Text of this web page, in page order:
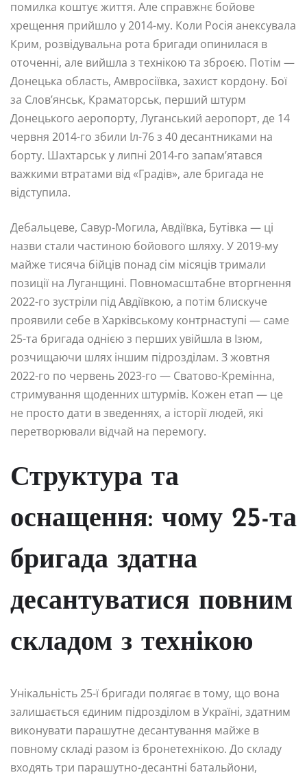
помилка коштує життя. Але справжнє бойове
хрещення прийшло у 2014-му. Коли Росія анексувала
Крим, розвідувальна рота бригади опинилася в
оточенні, але вийшла з технікою та зброєю. Потім —
Донецька область, Амвросіївка, захист кордону. Бої
за Слов’янськ, Краматорськ, перший штурм
Донецького аеропорту, Луганський аеропорт, де 14
червня 2014-го збили Іл-76 з 40 десантниками на
борту. Шахтарськ у липні 2014-го запам’ятався
важкими втратами від «Градів», але бригада не
відступила.
Дебальцеве, Савур-Могила, Авдіївка, Бутівка — ці
назви стали частиною бойового шляху. У 2019-му
майже тисяча бійців понад сім місяців тримали
позиції на Луганщині. Повномасштабне вторгнення
2022-го зустріли під Авдіївкою, а потім блискуче
проявили себе в Харківському контрнаступі — саме
25-та бригада однією з перших увійшла в Ізюм,
розчищаючи шлях іншим підрозділам. З жовтня
2022-го по червень 2023-го — Сватово-Кремінна,
стримування щоденних штурмів. Кожен етап — це
не просто дати в зведеннях, а історії людей, які
перетворювали відчай на перемогу.
Структура та
оснащення: чому 25-та
бригада здатна
десантуватися повним
складом з технікою
Унікальність 25-ї бригади полягає в тому, що вона
залишається єдиним підрозділом в Україні, здатним
виконувати парашутне десантування майже в
повному складі разом із бронетехнікою. До складу
входять три парашутно-десантні батальйони,